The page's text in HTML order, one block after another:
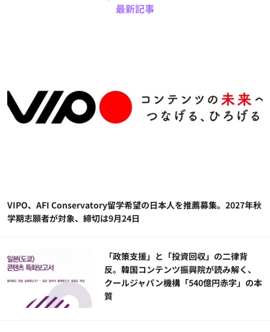
最新記事
VIPO、AFI Conservatory留学希望の日本人を推薦募集。2027年秋
学期志願者が対象、締切は9月24日
「政策支援」と「投資回収」の二律背
反。韓国コンテンツ振興院が読み解く、
クールジャパン機構「540億円赤字」の本
質